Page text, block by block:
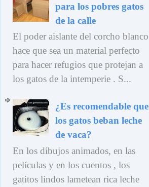
para los pobres gatos
de la calle
El poder aislante del corcho blanco
hace que sea un material perfecto
para hacer refugios que protejan a
los gatos de la intemperie . S...
¿Es recomendable que
los gatos beban leche
de vaca?
En los dibujos animados, en las
películas y en los cuentos , los
gatitos lindos lametean rica leche